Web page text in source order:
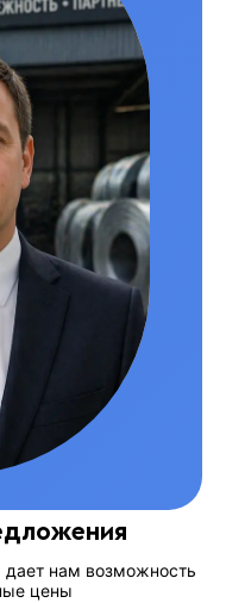
дает нам возможность
цены